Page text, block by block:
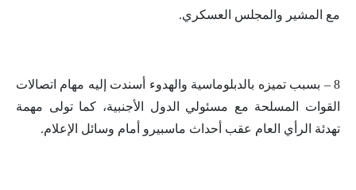
مع المشير والمجلس العسكري.
8 – بسبب تميزه بالدبلوماسية والهدوء أسندت إليه مهام اتصالات
القوات المسلحة مع مسئولي الدول الأجنبية، كما تولى مهمة
تهدئة الرأي العام عقب أحداث ماسبيرو أمام وسائل الإعلام.